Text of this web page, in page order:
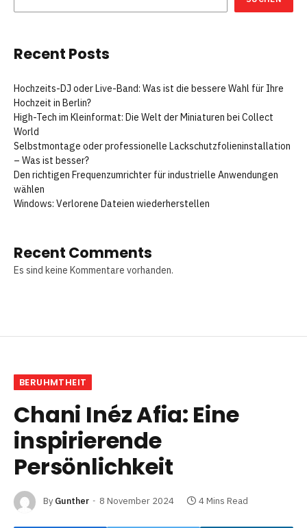
Recent Posts
Hochzeits-DJ oder Live-Band: Was ist die bessere Wahl für Ihre
Hochzeit in Berlin?
High-Tech im Kleinformat: Die Welt der Miniaturen bei Collect
World
Selbstmontage oder professionelle Lackschutzfolieninstallation
– Was ist besser?
Den richtigen Frequenzumrichter für industrielle Anwendungen
wählen
Windows: Verlorene Dateien wiederherstellen
Recent Comments
Es sind keine Kommentare vorhanden.
BERUHMTHEIT
Chani Inéz Afia: Eine
inspirierende
Persönlichkeit
By Gunther 8 November 2024 4 Mins Read